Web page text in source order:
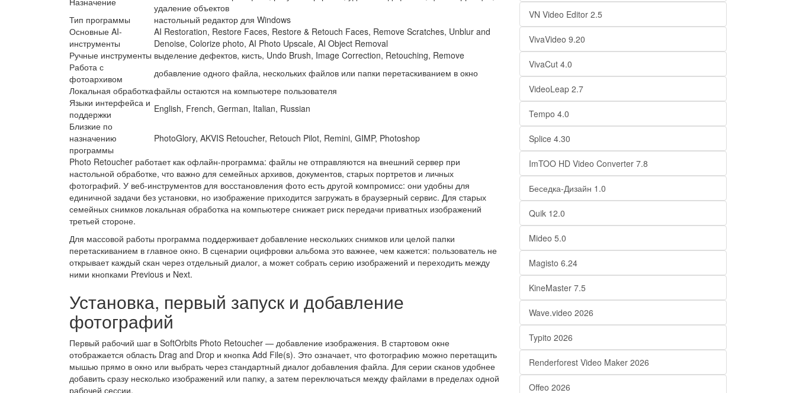
удаление объектов
Тип программы
настольный редактор для Windows
Основные AI-
инструменты
AI Restoration, Restore Faces, Restore & Retouch Faces, Remove Scratches, Unblur and
Denoise, Colorize photo, AI Photo Upscale, AI Object Removal
Ручные инструменты выделение дефектов, кисть, Undo Brush, Image Correction, Retouching, Remove
Работа с
фотоархивом
добавление одного файла, нескольких файлов или папки перетаскиванием в окно
Локальная обработкафайлы остаются на компьютере пользователя
Языки интерфейса и
поддержки
English, French, German, Italian, Russian
Близкие по
назначению
программы
PhotoGlory, AKVIS Retoucher, Retouch Pilot, Remini, GIMP, Photoshop
Photo Retoucher работает как офлайн-программа: файлы не отправляются на внешний сервер при
настольной обработке, что важно для семейных архивов, документов, старых портретов и личных
фотографий. У веб-инструментов для восстановления фото есть другой компромисс: они удобны для
единичной задачи без установки, но изображение приходится загружать в браузерный сервис. Для старых
семейных снимков локальная обработка на компьютере снижает риск передачи приватных изображений
третьей стороне.
Для массовой работы программа поддерживает добавление нескольких снимков или целой папки
перетаскиванием в главное окно. В сценарии оцифровки альбома это важнее, чем кажется: пользователь не
открывает каждый скан через отдельный диалог, а может собрать серию изображений и переходить между
ними кнопками Previous и Next.
Установка, первый запуск и добавление
фотографий
Первый рабочий шаг в SoftOrbits Photo Retoucher — добавление изображения. В стартовом окне
отображается область Drag and Drop и кнопка Add File(s). Это означает, что фотографию можно перетащить
мышью прямо в окно или выбрать через стандартный диалог добавления файла. Для серии сканов удобнее
добавить сразу несколько изображений или папку, а затем переключаться между файлами в пределах одной
рабочей сессии.
VN Video Editor 2.5
VivaVideo 9.20
VivaCut 4.0
VideoLeap 2.7
Tempo 4.0
Splice 4.30
ImTOO HD Video Converter 7.8
Беседка-Дизайн 1.0
Quik 12.0
Mideo 5.0
Magisto 6.24
KineMaster 7.5
Wave.video 2026
Typito 2026
Renderforest Video Maker 2026
Offeo 2026